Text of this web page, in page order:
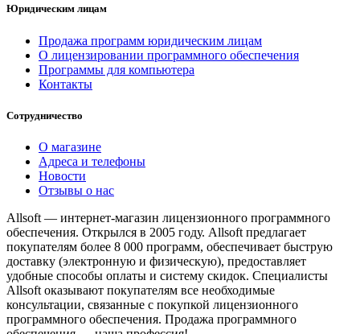
Юридическим лицам
Продажа программ юридическим лицам
О лицензировании программного обеспечения
Программы для компьютера
Контакты
Сотрудничество
О магазине
Адреса и телефоны
Новости
Отзывы о нас
Allsoft — интернет-магазин лицензионного программного
обеспечения. Открылся в 2005 году. Allsoft предлагает
покупателям более 8 000 программ, обеспечивает быструю
доставку (электронную и физическую), предоставляет
удобные способы оплаты и систему скидок. Специалисты
Allsoft оказывают покупателям все необходимые
консультации, связанные с покупкой лицензионного
программного обеспечения. Продажа программного